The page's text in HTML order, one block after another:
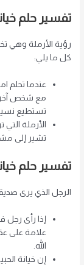
تفسير حلم
رؤية الأرملة وهي
كل ما يلي:
عندما تحلم
مع شخص آخر ،
تستطيع
الأرملة
تشير إلى
تفسير حلم
الرجل الذي يرى
إذا رأى رجل
علامة على
الله.
إن خيانة